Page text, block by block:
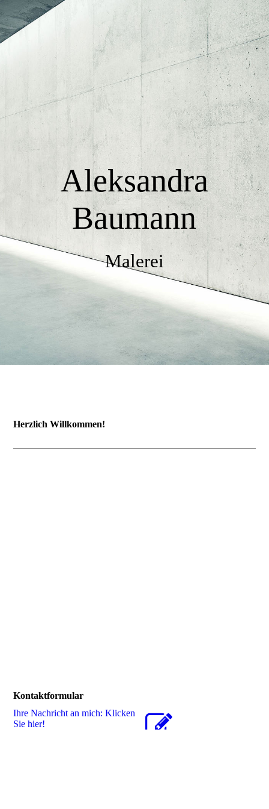
Aleksandra
Baumann
Malerei
Herzlich Willkommen!
Kontaktformular
Ihre Nachricht an mich: Klicken
Sie hier!
Startseite
Über Aleksandra Baumann
Bildergalerie 2021
Bildergalerie 2020
Bildergalerie 2019
Bildergalerie 2018
Kontakt